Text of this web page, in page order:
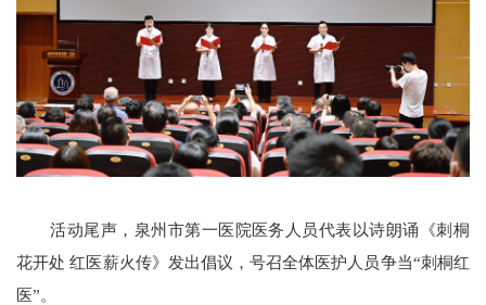
活动尾声，泉州市第一医院医务人员代表以诗朗诵《刺桐
花开处 红医薪火传》发出倡议，号召全体医护人员争当“刺桐红
医”。